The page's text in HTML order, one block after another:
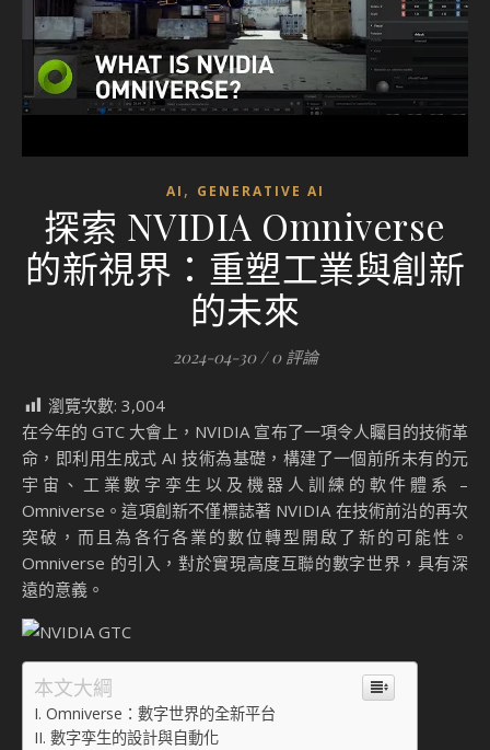
AI , GENERATIVE AI
探索 NVIDIA Omniverse
的新視界：重塑工業與創新
的未來
2024-04-30 / 0 評論
瀏覽次數: 3,004
在今年的 GTC 大會上，NVIDIA 宣布了一項令人矚目的技術革
命，即利用生成式 AI 技術為基礎，構建了一個前所未有的元
宇宙、工業數字孪生以及機器人訓練的軟件體系 –
Omniverse。這項創新不僅標誌著 NVIDIA 在技術前沿的再次
突破，而且為各行各業的數位轉型開啟了新的可能性。
Omniverse 的引入，對於實現高度互聯的數字世界，具有深
遠的意義。
本文大綱
Omniverse：數字世界的全新平台
數字孪生的設計與自動化